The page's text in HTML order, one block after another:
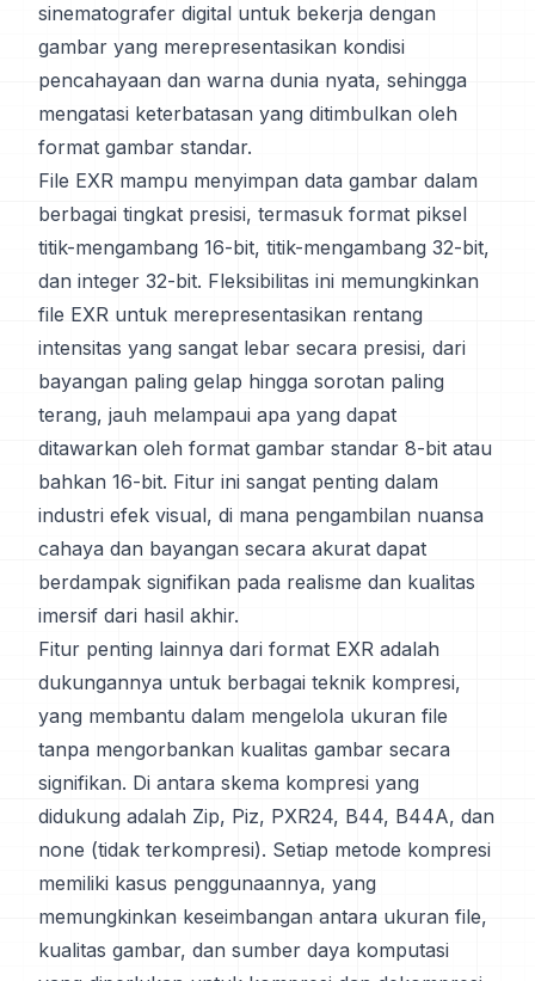
sinematografer digital untuk bekerja dengan
gambar yang merepresentasikan kondisi
pencahayaan dan warna dunia nyata, sehingga
mengatasi keterbatasan yang ditimbulkan oleh
format gambar standar.
File EXR mampu menyimpan data gambar dalam
berbagai tingkat presisi, termasuk format piksel
titik-mengambang 16-bit, titik-mengambang 32-bit,
dan integer 32-bit. Fleksibilitas ini memungkinkan
file EXR untuk merepresentasikan rentang
intensitas yang sangat lebar secara presisi, dari
bayangan paling gelap hingga sorotan paling
terang, jauh melampaui apa yang dapat
ditawarkan oleh format gambar standar 8-bit atau
bahkan 16-bit. Fitur ini sangat penting dalam
industri efek visual, di mana pengambilan nuansa
cahaya dan bayangan secara akurat dapat
berdampak signifikan pada realisme dan kualitas
imersif dari hasil akhir.
Fitur penting lainnya dari format EXR adalah
dukungannya untuk berbagai teknik kompresi,
yang membantu dalam mengelola ukuran file
tanpa mengorbankan kualitas gambar secara
signifikan. Di antara skema kompresi yang
didukung adalah Zip, Piz, PXR24, B44, B44A, dan
none (tidak terkompresi). Setiap metode kompresi
memiliki kasus penggunaannya, yang
memungkinkan keseimbangan antara ukuran file,
kualitas gambar, dan sumber daya komputasi